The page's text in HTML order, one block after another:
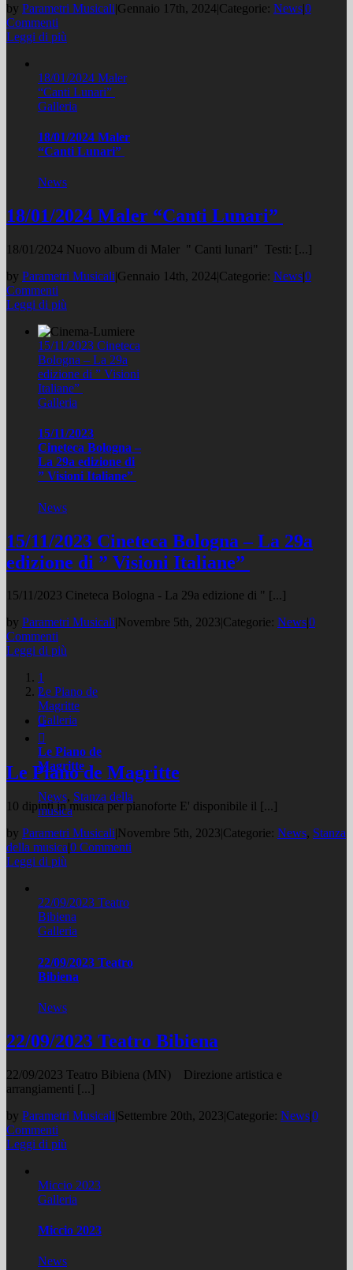
by Parametri Musicali|Gennaio 17th, 2024|Categorie: News|0
Commenti
Leggi di più
18/01/2024 Maler
“Canti Lunari”
Galleria
18/01/2024 Maler
“Canti Lunari”
News
18/01/2024 Maler “Canti Lunari”
18/01/2024 Nuovo album di Maler " Canti lunari" Testi: [...]
by Parametri Musicali|Gennaio 14th, 2024|Categorie: News|0
Commenti
Leggi di più
15/11/2023 Cineteca
Bologna – La 29a
edizione di ” Visioni
Italiane”
Galleria
15/11/2023
Cineteca Bologna –
La 29a edizione di
” Visioni Italiane”
News
15/11/2023 Cineteca Bologna – La 29a
edizione di ” Visioni Italiane”
15/11/2023 Cineteca Bologna - La 29a edizione di " [...]
by Parametri Musicali|Novembre 5th, 2023|Categorie: News|0
Commenti
Leggi di più
Le Piano de
Magritte
Galleria
Le Piano de
Magritte
News, Stanza della
musica
1
2


Le Piano de Magritte
10 dipinti in musica per pianoforte E' disponibile il [...]
by Parametri Musicali|Novembre 5th, 2023|Categorie: News, Stanza
della musica|0 Commenti
Leggi di più
22/09/2023 Teatro
Bibiena
Galleria
22/09/2023 Teatro
Bibiena
News
22/09/2023 Teatro Bibiena
22/09/2023 Teatro Bibiena (MN) Direzione artistica e
arrangiamenti [...]
by Parametri Musicali|Settembre 20th, 2023|Categorie: News|0
Commenti
Leggi di più
Miccio 2023
Galleria
Miccio 2023
News